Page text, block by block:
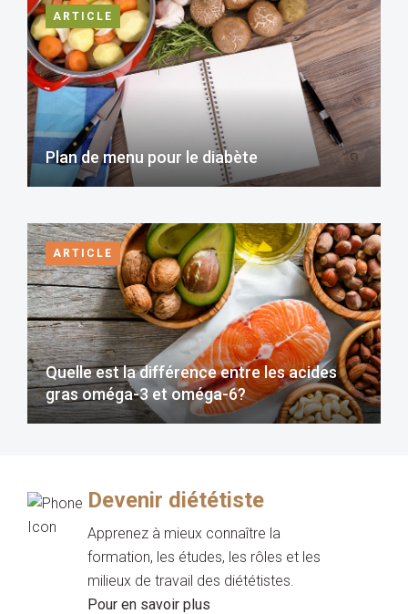
ARTICLE
Plan de menu pour le diabète
ARTICLE
Quelle est la différence entre les acides
gras oméga-3 et oméga-6?
Devenir diététiste
Apprenez à mieux connaître la
formation, les études, les rôles et les
milieux de travail des diététistes.
Pour en savoir plus